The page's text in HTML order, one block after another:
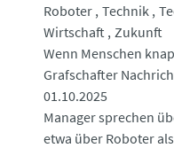
Roboter Technik
Wirtschaft
Zukunft
Wenn Menschen
Grafschafter
01.10.2025
Manager sprechen
etwa über Roboter